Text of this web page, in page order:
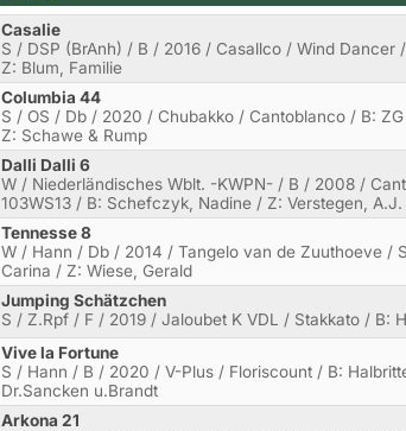
Casalie
S / DSP (BrAnh) / B / 2016 / Casallco / Wind
Z: Blum, Familie
Columbia 44
S / OS / Db / 2020 / Chubakko / Cantoblanco / B:
Z: Schawe & Rump
Dalli Dalli 6
W / Niederländisches Wblt. -KWPN- / B / 2008 /
103WS13 / B: Schefczyk, Nadine / Z: Verstegen, A.J.
Tennesse 8
W / Hann / Db / 2014 / Tangelo van de Zuuthoeve /
Carina / Z: Wiese, Gerald
Jumping Schätzchen
S / Z.Rpf / F / 2019 / Jaloubet K VDL / Stakkato / B:
Vive la Fortune
S / Hann / B / 2020 / V-Plus / Floriscount / B:
Dr.Sancken u.Brandt
Arkona 21